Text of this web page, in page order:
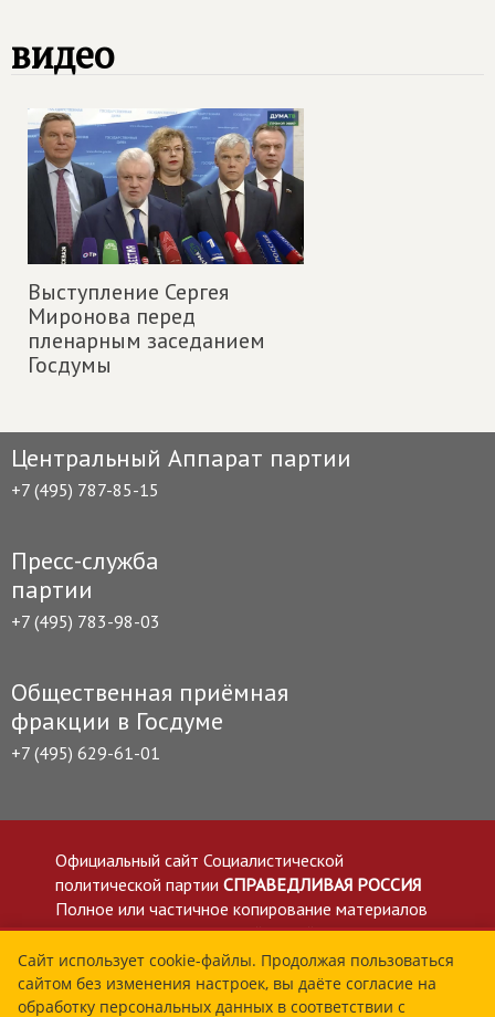
видео
Выступление Сергея
Миронова перед
пленарным заседанием
Госдумы
Центральный Аппарат партии
+7 (495) 787-85-15
Пресс-служба
партии
+7 (495) 783-98-03
Общественная приёмная
фракции в Госдуме
+7 (495) 629-61-01
Официальный сайт Социалистической
политической партии СПРАВЕДЛИВАЯ РОССИЯ
Полное или частичное копирование материалов
приветствуется со ссылкой на сайт spravedlivo.ru
Политика в отношении обработки персональных
данных
Все материалы сайта spravedlivo.ru доступны по
Сайт использует cookie-файлы. Продолжая пользоваться
сайтом без изменения настроек, вы даёте согласие на
обработку персональных данных в соответствии с